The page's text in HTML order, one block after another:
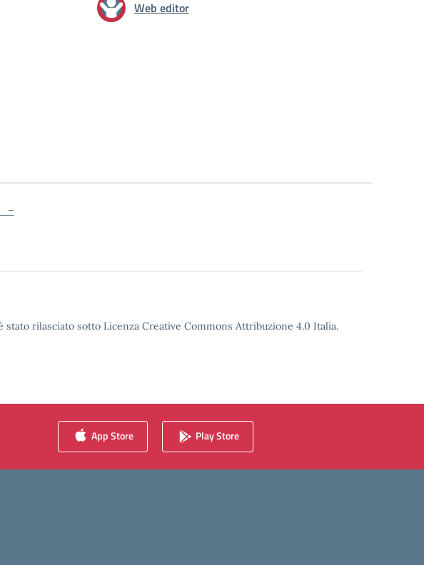
Web editor
rilasciato sotto Licenza Creative Commons Attribuzione 4.0 Italia.
App Store Play Store